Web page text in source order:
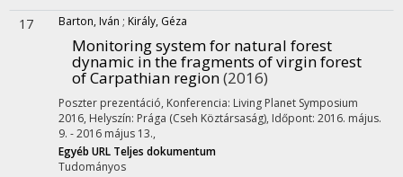
17 Barton, Iván ; Király, Géza
Monitoring system for natural forest
dynamic in the fragments of virgin forest
of Carpathian region(2016)
Poszter prezentáció, Konferencia: Living Planet Symposium
2016, Helyszín: Prága (Cseh Köztársaság), Időpont: 2016. május.
9. - 2016 május 13.,
Egyéb URL Teljes dokumentum
Tudományos